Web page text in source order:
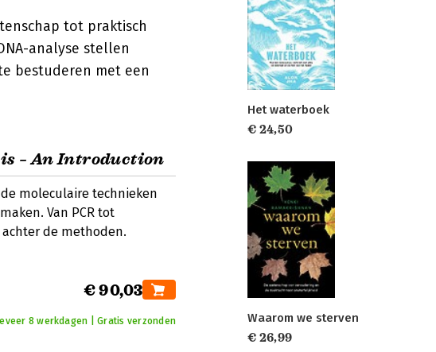
tot praktisch
analyse stellen
bestuderen met een
– An Introduction
moleculaire technieken
Van PCR tot
de methoden.
€ 90,03
8 werkdagen | Gratis verzonden
Het waterboek
€ 24,50
Waarom we sterven
€ 26,99